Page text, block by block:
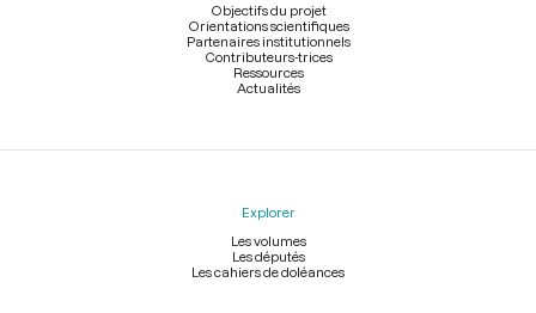
Objectifs du projet
Orientations scientifiques
Partenaires institutionnels
Contributeurs-trices
Ressources
Actualités
Explorer
Les volumes
Les députés
Les cahiers de doléances